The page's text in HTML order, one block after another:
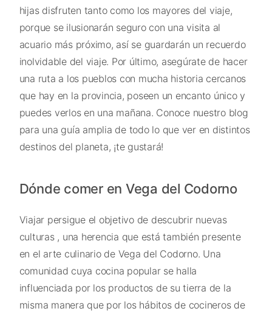
hijas disfruten tanto como los mayores del viaje,
porque se ilusionarán seguro con una visita al
acuario más próximo, así se guardarán un recuerdo
inolvidable del viaje. Por último, asegúrate de hacer
una ruta a los pueblos con mucha historia cercanos
que hay en la provincia, poseen un encanto único y
puedes verlos en una mañana. Conoce nuestro blog
para una guía amplia de todo lo que ver en distintos
destinos del planeta, ¡te gustará!
Dónde comer en Vega del Codorno
Viajar persigue el objetivo de descubrir nuevas
culturas , una herencia que está también presente
en el arte culinario de Vega del Codorno. Una
comunidad cuya cocina popular se halla
influenciada por los productos de su tierra de la
misma manera que por los hábitos de cocineros de